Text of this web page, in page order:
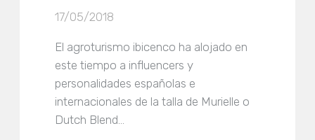
17/05/2018
El agroturismo ibicenco ha alojado en
este tiempo a influencers y
personalidades españolas e
internacionales de la talla de Murielle o
Dutch Blend…